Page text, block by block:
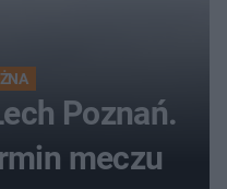
Poznań.
meczu